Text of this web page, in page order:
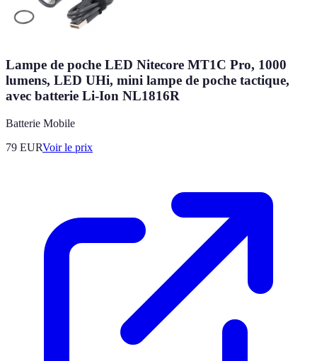
Lampe de poche LED Nitecore MT1C Pro, 1000
lumens, LED UHi, mini lampe de poche tactique,
avec batterie Li-Ion NL1816R
Batterie Mobile
79 EURVoir le prix